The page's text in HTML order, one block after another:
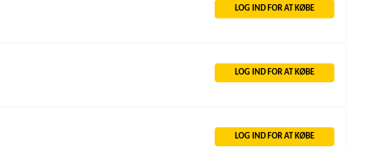
LOG IND FOR AT KØBE
LOG IND FOR AT KØBE
LOG IND FOR AT KØBE